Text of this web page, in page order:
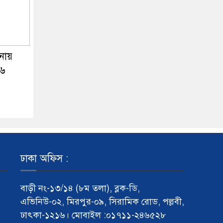
ঢাকা অফিস :
বাড়ী নং-১৩/১৪ (৮ম তলা), ব্লক-ডি,
এভিনিউ-০২, মিরপুর-০৯, সিরামিক রোড, পল্লবী,
ঢাৎকা-১২১৬। মোবাইল :০১৭১১-২৪৬৫২৮